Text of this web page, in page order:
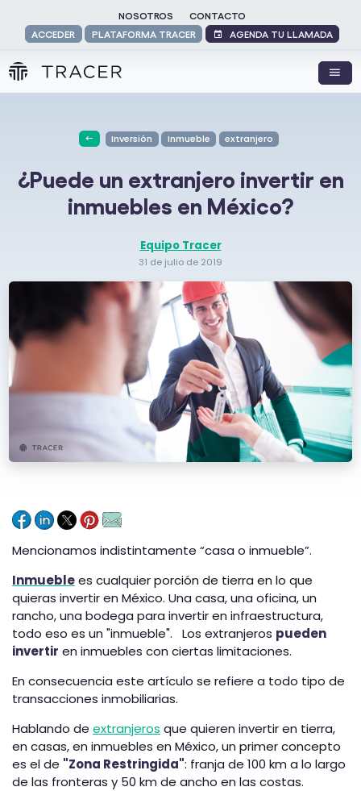
NOSOTROS
CONTACTO
ACCEDER
PLATAFORMA TRACER AGENDA TU LLAMADA
Inversión Inmueble extranjero
¿Puede un extranjero invertir en
inmuebles en México?
Equipo Tracer
31 de julio de 2019
Mencionamos indistintamente “casa o inmueble”.
Inmueblees cualquier porción de tierra en lo que
quieras invertir en México. Una casa, una oficina, un
rancho, una bodega para invertir en infraestructura,
todo eso es un "inmueble". Los extranjeros pueden
invertir en inmuebles con ciertas limitaciones.
En consecuencia este artículo se refiere a todo tipo de
transacciones inmobiliarias.
Hablando de extranjeros que quieren invertir en tierra,
en casas, en inmuebles en México, un primer concepto
es el de "Zona Restringida": franja de 100 km a lo largo
de las fronteras y 50 km de ancho en las costas.